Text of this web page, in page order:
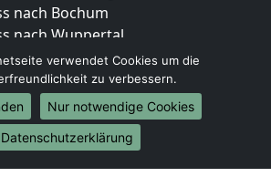
nach Bochum
nach Wuppertal
nach Bielefeld
nach Bonn
nach Münster
Umzüge
nach Brasilien
verwendet Cookies um die
zu verbessern.
Nur notwendige Cookies
Datenschutzerklärung